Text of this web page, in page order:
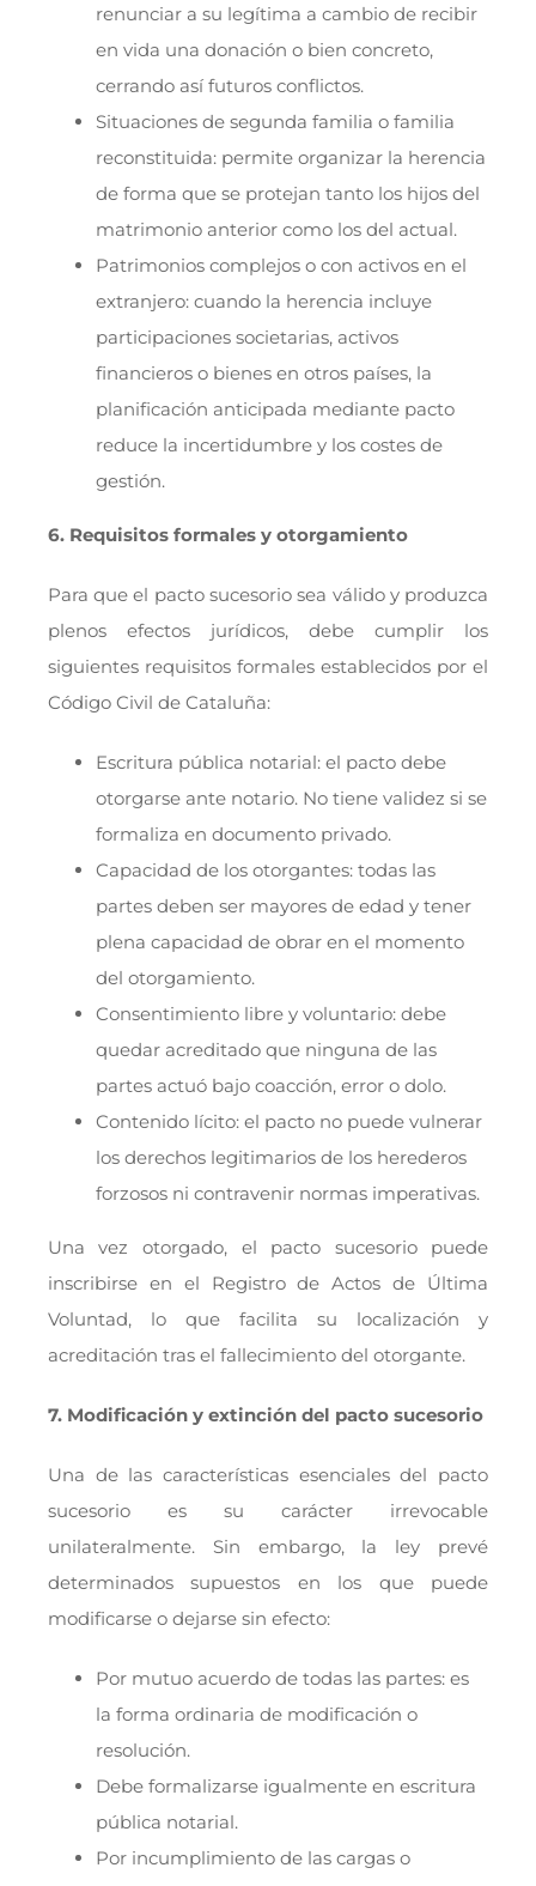
renunciar a su legítima a cambio de recibir
en vida una donación o bien concreto,
cerrando así futuros conflictos.
Situaciones de segunda familia o familia
reconstituida: permite organizar la herencia
de forma que se protejan tanto los hijos del
matrimonio anterior como los del actual.
Patrimonios complejos o con activos en el
extranjero: cuando la herencia incluye
participaciones societarias, activos
financieros o bienes en otros países, la
planificación anticipada mediante pacto
reduce la incertidumbre y los costes de
gestión.
6. Requisitos formales y otorgamiento
Para que el pacto sucesorio sea válido y produzca
plenos efectos jurídicos, debe cumplir los
siguientes requisitos formales establecidos por el
Código Civil de Cataluña:
Escritura pública notarial: el pacto debe
otorgarse ante notario. No tiene validez si se
formaliza en documento privado.
Capacidad de los otorgantes: todas las
partes deben ser mayores de edad y tener
plena capacidad de obrar en el momento
del otorgamiento.
Consentimiento libre y voluntario: debe
quedar acreditado que ninguna de las
partes actuó bajo coacción, error o dolo.
Contenido lícito: el pacto no puede vulnerar
los derechos legitimarios de los herederos
forzosos ni contravenir normas imperativas.
Una vez otorgado, el pacto sucesorio puede
inscribirse en el Registro de Actos de Última
Voluntad, lo que facilita su localización y
acreditación tras el fallecimiento del otorgante.
7. Modificación y extinción del pacto sucesorio
Una de las características esenciales del pacto
sucesorio es su carácter irrevocable
unilateralmente. Sin embargo, la ley prevé
determinados supuestos en los que puede
modificarse o dejarse sin efecto:
Por mutuo acuerdo de todas las partes: es
la forma ordinaria de modificación o
resolución.
Debe formalizarse igualmente en escritura
pública notarial.
Por incumplimiento de las cargas o